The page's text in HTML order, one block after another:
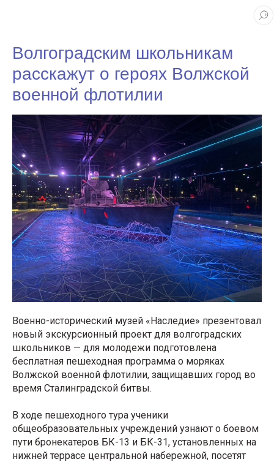
Волгоградским школьникам
расскажут о героях Волжской
военной флотилии
Военно-исторический музей «Наследие» презентовал
новый экскурсионный проект для волгоградских
школьников — для молодежи подготовлена
бесплатная пешеходная программа о моряках
Волжской военной флотилии, защищавших город во
время Сталинградской битвы.
В ходе пешеходного тура ученики
общеобразовательных учреждений узнают о боевом
пути бронекатеров БК-13 и БК-31, установленных на
нижней террасе центральной набережной, посетят